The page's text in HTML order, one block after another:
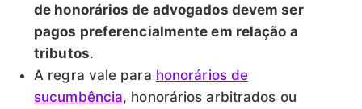
de honorários de advogados devem ser
pagos preferencialmente em relação a
tributos.
A regra vale para honorários de
sucumbência, honorários arbitrados ou